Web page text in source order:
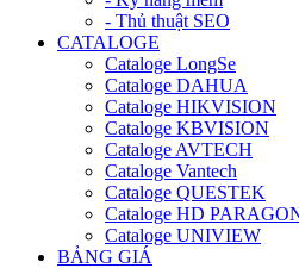
- Thủ thuật SEO
CATALOGE
Cataloge LongSe
Cataloge DAHUA
Cataloge HIKVISION
Cataloge KBVISION
Cataloge AVTECH
Cataloge Vantech
Cataloge QUESTEK
Cataloge HD
Cataloge UNIVIEW
BẢNG GIÁ